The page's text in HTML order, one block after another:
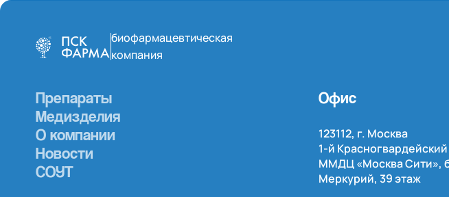
биофармацевтическая
компания
Препараты
Медизделия
О компании
Новости
СОУТ
Офис
123112, г. Москва
1-й Красногвардейский
ММДЦ «Москва Сити»,
Меркурий, 39 этаж